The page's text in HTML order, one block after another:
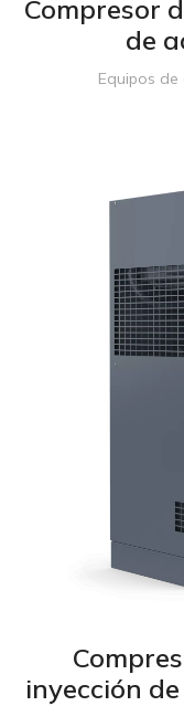
Compresor
de
Equipos de
inyección